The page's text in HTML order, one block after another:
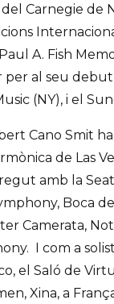
Carnegie de
A. Fish
per al seu
(NY), i el
Cano Smit
de Las
amb la
Boca
Camerata,
I com a
el Saló de
Xina, a